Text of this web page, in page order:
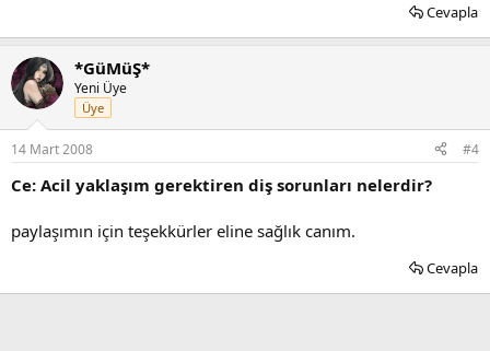
Cevapla
*GüMüŞ*
Yeni Üye
Üye
14 Mart 2008 #4
Ce: Acil yaklaşım gerektiren diş sorunları nelerdir?
paylaşımın için teşekkürler eline sağlık canım.
Cevapla